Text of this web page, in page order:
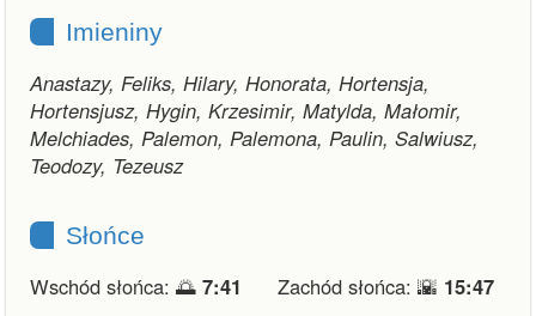
Imieniny
Anastazy, Feliks, Hilary, Honorata, Hortensja,
Hortensjusz, Hygin, Krzesimir, Matylda, Małomir,
Melchiades, Palemon, Palemona, Paulin, Salwiusz,
Teodozy, Tezeusz
Słońce
Wschód słońca: 🌅 7:41 Zachód słońca: 🌇 15:47